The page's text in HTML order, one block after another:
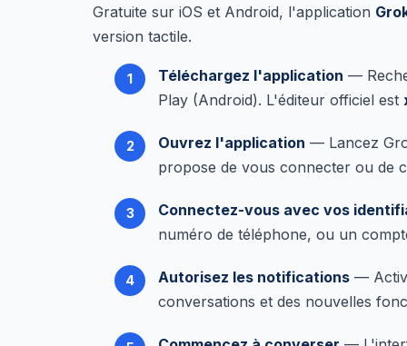
Gratuite sur iOS et Android, l'application
version tactile.
Téléchargez l'application —
Play (Android). L'éditeur officiel est
Ouvrez l'application — Lancez
propose de vous connecter ou de
Connectez-vous avec vos
numéro de téléphone, ou un
Autorisez les notifications —
conversations et des nouvelles